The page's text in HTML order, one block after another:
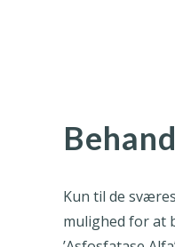
Kun til de
mulighed for at